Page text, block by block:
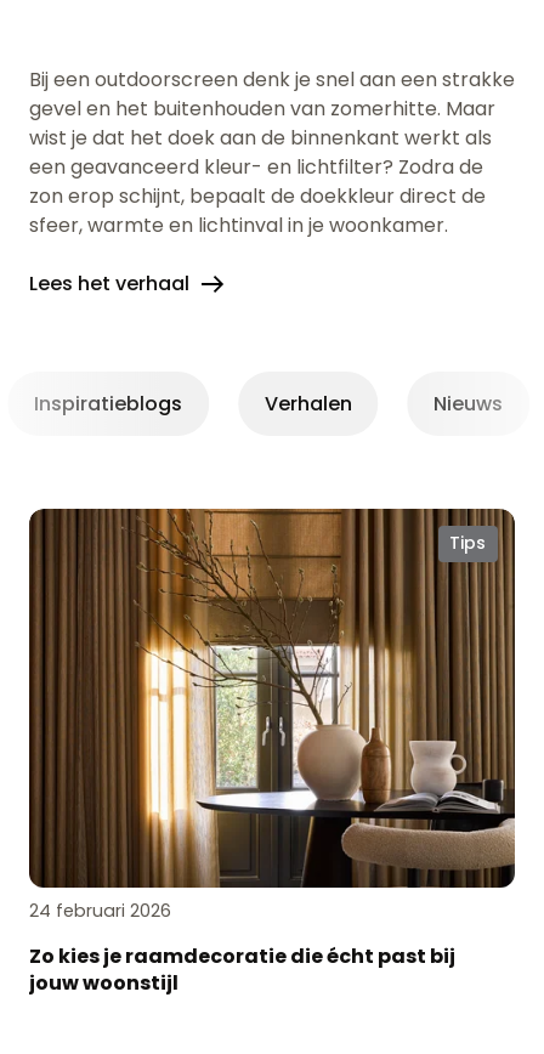
Bij een outdoorscreen denk je snel aan een strakke
gevel en het buitenhouden van zomerhitte. Maar
wist je dat het doek aan de binnenkant werkt als
een geavanceerd kleur- en lichtfilter? Zodra de
zon erop schijnt, bepaalt de doekkleur direct de
sfeer, warmte en lichtinval in je woonkamer.
Lees het verhaal
Inspiratieblogs Verhalen Nieuws
Tips
24 februari 2026
Zo kies je raamdecoratie die écht past bij
jouw woonstijl
Zo
raamdecoratie